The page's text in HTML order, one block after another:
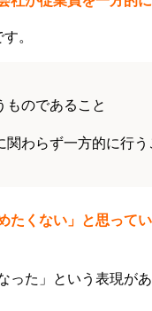
。
ものであること
関わらず一方的に行う
たくない」と思って
った」という表現が